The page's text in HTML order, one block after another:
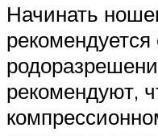
Начинать
рекомендуют,